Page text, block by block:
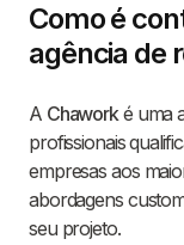
Como é
agência de
A Chaworké uma
profissionais
empresas aos
abordagens
seu projeto.